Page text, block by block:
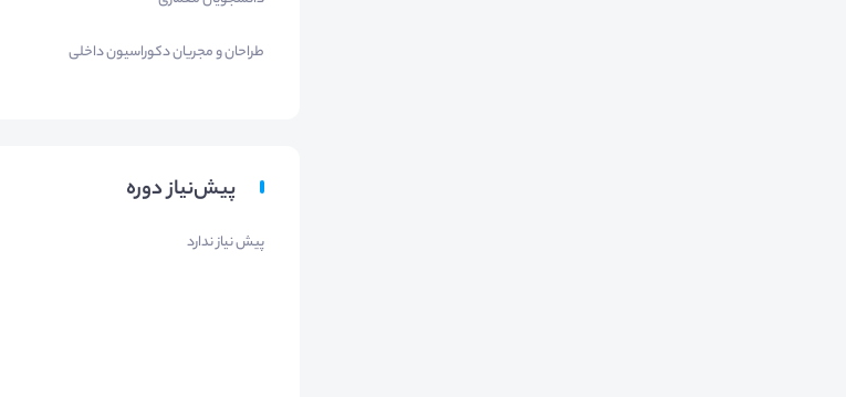
طراحان و مجریان دکوراسیون داخلی
پیش‌نیاز دوره
پیش نیاز ندارد